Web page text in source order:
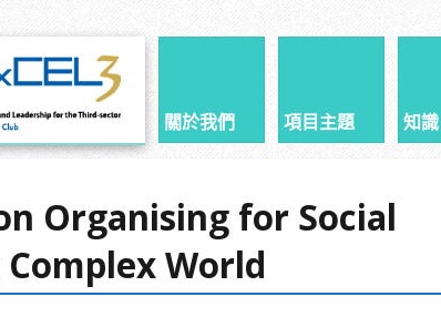
關於我們 項目主題 知識
Organising for Social
World